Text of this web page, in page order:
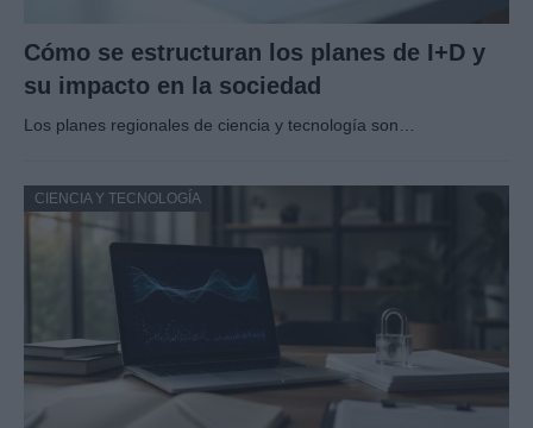
Cómo se estructuran los planes de I+D y
su impacto en la sociedad
Los planes regionales de ciencia y tecnología son…
CIENCIA Y TECNOLOGÍA